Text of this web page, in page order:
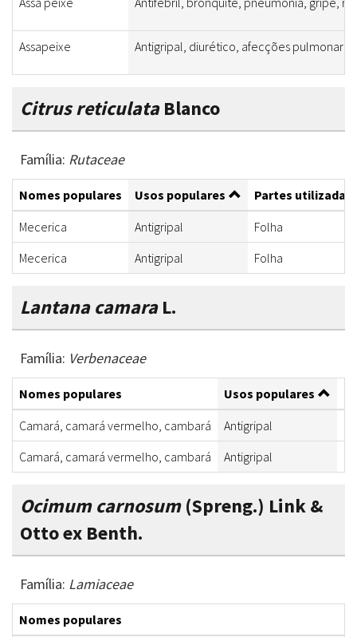
Assapeixe Antigripal, diurético, afecções
Citrus reticulataBlanco
Família: Rutaceae
Nomes populares Usos populares
Partes utilizadas
Mecerica
Antigripal
Folha
Mecerica
Antigripal Folha
Lantana camaraL.
Família: Verbenaceae
Nomes populares Usos populares
Camará, camará vermelho, cambará
Antigripal
Camará, camará vermelho, cambará
Antigripal
Ocimum carnosum(Spreng.) Link &
Otto ex Benth.
Família: Lamiaceae
Nomes populares